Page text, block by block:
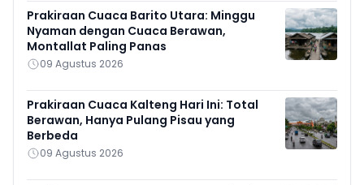
Prakiraan Cuaca Barito Utara: Minggu
Nyaman dengan Cuaca Berawan,
Montallat Paling Panas
09 Agustus 2026
Prakiraan Cuaca Kalteng Hari Ini: Total
Berawan, Hanya Pulang Pisau yang
Berbeda
09 Agustus 2026